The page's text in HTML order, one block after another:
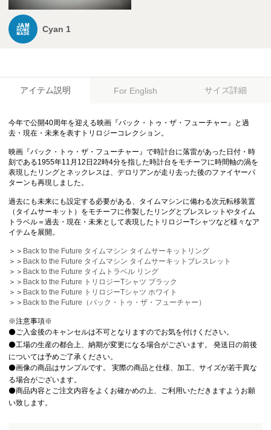
Cyan 1
アイテム説明 For English サイズ詳細
今年で公開40周年を迎える映画『バック・トゥ・ザ・フューチャー』と過
去・現在・未来を表すトリロジーコレクション。
映画『バック・トゥ・ザ・フューチャー』で時計台に落雷があった日付・時
刻である1955年11月12日22時4分を指した時計台をモチーフに時間軸の渦を
表現したリングとネックレスは、デロリアンが走り去った後のファイヤーパ
ターンも再現しました。
過去にも未来にも設定する必要がある、タイムマシンに備わる次元転移装置
（タイムサーキット）をモチーフに作製したリングとブレスレットやタイム
トラベル＝過去・現在・未来として表現したトリロジーTシャツなど様々なア
イテムを展開。
＞＞ Back to the Future タイムマシン タイムサーキットリング
＞＞ Back to the Future タイムマシン タイムサーキットブレスレット
＞＞ Back to the Future タイムトラベル リング
＞＞ Back to the Future トリロジーTシャツ ブラック
＞＞ Back to the Future トリロジーTシャツ ホワイト
＞＞ Back to the Future（バック・トゥ・ザ・フューチャー）
※注意事項※
⚫️ご入金後のキャンセルは不可となりますのでお気を付けください。
⚫️工場の生産の都合上、納期が変更になる場合がございます。 発送日の前後
については予めご了承ください。
⚫️画像の商品はサンプルです。 実際の商品と仕様、加工、サイズが若干異な
る場合がございます。
⚫️商品内容とご注文内容をよくお確かめの上、ご利用いただきますようお願
い致します。